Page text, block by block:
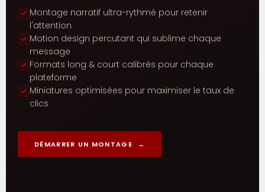
Montage narratif ultra-rythmé pour retenir
l'attention
Motion design percutant qui sublime chaque
message
Formats long & court calibrés pour chaque
plateforme
Miniatures optimisées pour maximiser le taux de
clics
DÉMARRER UN MONTAGE →